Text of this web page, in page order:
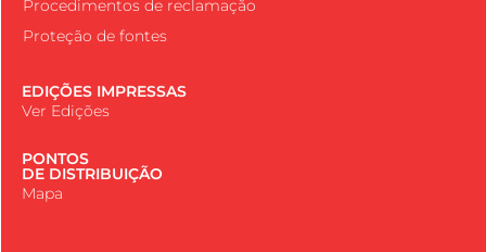
Procedimentos de reclamação
Proteção de fontes
EDIÇÕES IMPRESSAS
Ver Edições
PONTOS
DE DISTRIBUIÇÃO
Mapa